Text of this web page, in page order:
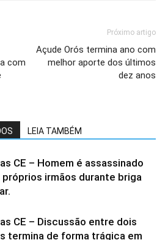
com
Próximo artigo
Açude Orós termina ano com
melhor aporte dos últimos
dez anos
LEIA TAMBÉM
CE – Homem é assassinado
próprios irmãos durante briga
CE – Discussão entre dois
termina de forma trágica em